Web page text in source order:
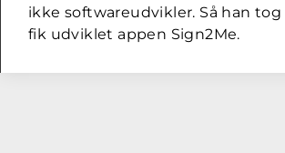
ikke softwareudvikler. Så han tog
fik udviklet appen Sign2Me.